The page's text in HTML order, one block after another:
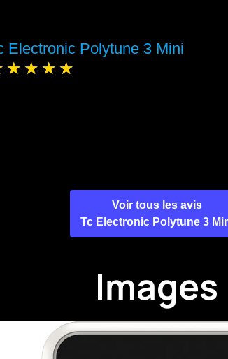
Electronic Polytune 3 Mini
Voir tous les avis
Tc Electronic Polytune 3
Images